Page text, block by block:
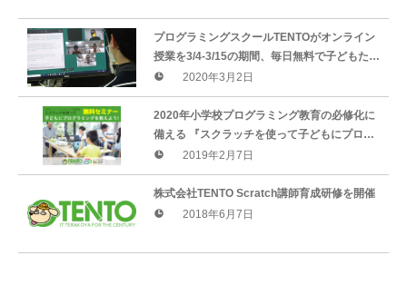
プログラミングスクールTENTOがオンライン
授業を3/4-3/15の期間、毎日無料で子どもたち
に向けて提供
2020年3月2日
2020年小学校プログラミング教育の必修化に
備える 『スクラッチを使って子どもにプログ
ラミングを教えよう！』 無料セミナーを開
催！
2019年2月7日
株式会社TENTO Scratch講師育成研修を開催
2018年6月7日